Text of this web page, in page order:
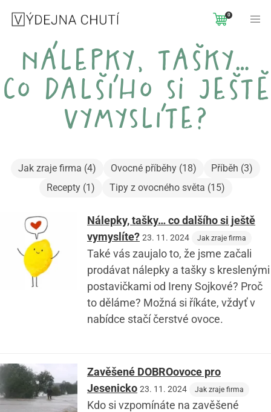
0
nálepky, tašky…
co dalšího si ještě
vymyslíte?
Jak zraje firma (4) Ovocné příběhy (18)
Příběh (3)
Recepty (1)
Tipy z ovocného světa (15)
Nálepky, tašky… co dalšího si ještě
vymyslíte? 23. 11. 2024 Jak zraje firma
Také vás zaujalo to, že jsme začali
prodávat nálepky a tašky s kreslenými
postavičkami od Ireny Sojkové? Proč
to děláme? Možná si říkáte, vždyť v
nabídce stačí čerstvé ovoce.
Zavěšené DOBROovoce pro
Jesenicko 23. 11. 2024 Jak zraje firma
Kdo si vzpomínáte na zavěšené